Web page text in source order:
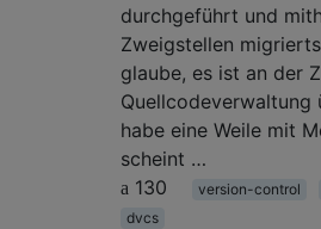
durchgeführt und
Zweigstellen
glaube, es ist an der
Quellcodeverwaltung
habe eine Weile mit
scheint …
130
version-control
dvcs